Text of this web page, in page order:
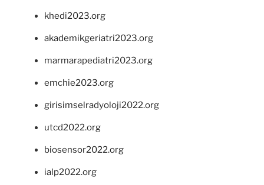
khedi2023.org
akademikgeriatri2023.org
marmarapediatri2023.org
emchie2023.org
girisimselradyoloji2022.org
utcd2022.org
biosensor2022.org
ialp2022.org